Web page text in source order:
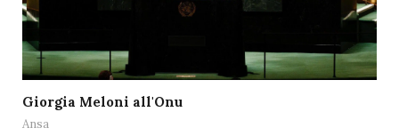
Giorgia Meloni all'Onu
Ansa